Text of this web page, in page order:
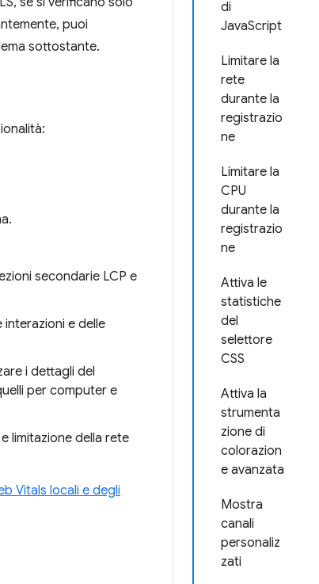
di
JavaScript
Limitare la
rete
durante la
registrazio
ne
Limitare la
CPU
durante la
registrazio
ne
Attiva le
statistiche
del
selettore
CSS
Attiva la
strumenta
zione di
colorazion
e avanzata
Mostra
canali
personaliz
zati
puoi
sottostante.
secondarie LCP e
e delle
i dettagli del
per computer e
limitazione della rete
Vitals locali e degli